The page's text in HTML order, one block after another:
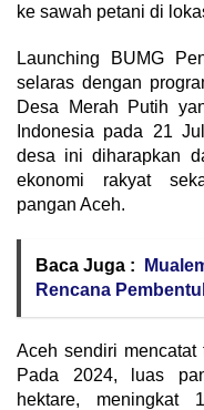
ke sawah petani di
Launching BUMG
selaras dengan
Desa Merah Putih
Indonesia pada 21
desa ini diharapkan
ekonomi rakyat
pangan Aceh.
Baca Juga :
Rencana
Aceh sendiri mencatat
Pada 2024, luas
hektare, meningkat